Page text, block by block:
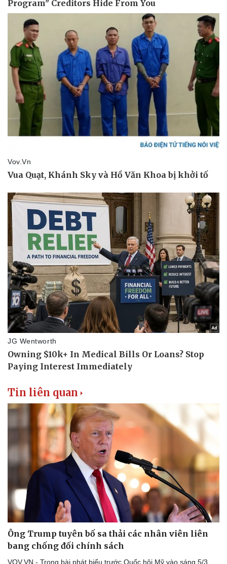
Tin liên quan
Ông Trump tuyên bố sa thải các nhân viên liên
bang chống đối chính sách
VOV.VN - Trong bài phát biểu trước Quốc hội Mỹ vào sáng 5/3